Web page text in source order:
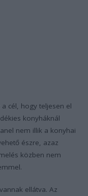
cél, hogy teljesen el
konyháknál
nem illik a konyhai
észre, azaz
közben nem
ellátva. Az